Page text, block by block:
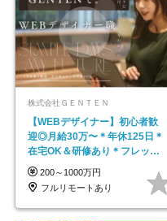
株式会社ＧＥＮＴＥＮ
【WEBデザイナー】初⼼者歓
迎◎⽉給30万〜＊年休125⽇＊
在宅OK＆研修あり＊フレック
ス
200～1000万円
フルリモートあり